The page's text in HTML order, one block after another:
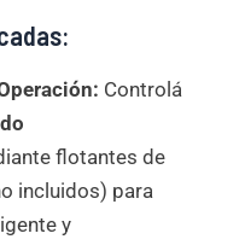
Controlá
flotantes de
incluidos) para
y